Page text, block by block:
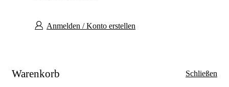
Anmelden / Konto erstellen
Warenkorb Schließen